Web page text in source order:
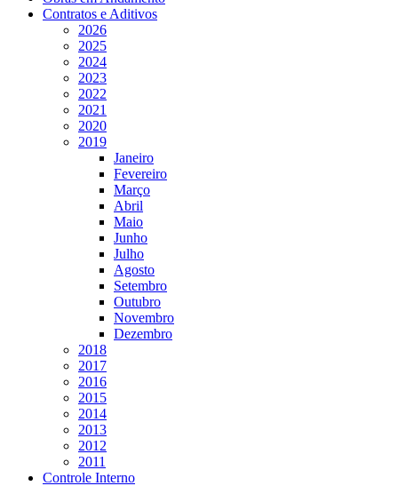
Contratos e Aditivos
2026
2025
2024
2023
2022
2021
2020
2019
Janeiro
Fevereiro
Março
Abril
Maio
Junho
Julho
Agosto
Setembro
Outubro
Novembro
Dezembro
2018
2017
2016
2015
2014
2013
2012
2011
Controle Interno